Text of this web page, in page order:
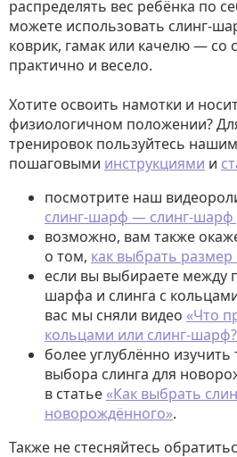
распределять вес ребёнка по
можете использовать слинг-
коврик, гамак или качелю — со
практично и весело.
Хотите освоить намотки и
физиологичном положении?
тренировок пользуйтесь
пошаговыми инструкциями и
посмотрите наш
слинг-шарф — слинг-шарф
возможно, вам также
о том, как выбрать размер
если вы выбираете между
шарфа и слинга с
вас мы сняли видео «Что
кольцами или слинг-
более углублённо
выбора слинга для
в статье «Как выбрать
новорождённого».
Также не стесняйтесь